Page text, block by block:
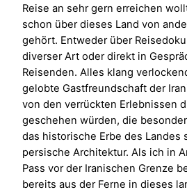
Reise an sehr gern erreichen
schon über dieses Land von
gehört. Entweder über
diverser Art oder direkt in
Reisenden. Alles klang
gelobte Gastfreundschaft der
von den verrückten Erlebnissen
geschehen würden, die
das historische Erbe des Landes
persische Architektur. Als ich in
Pass vor der Iranischen Grenze
bereits aus der Ferne in dieses